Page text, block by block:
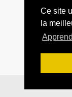
Ce site
la